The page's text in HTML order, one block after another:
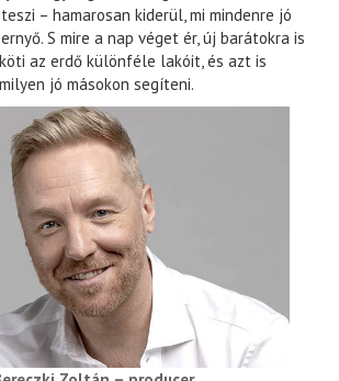
– hamarosan kiderül, mi mindenre jó
S mire a nap véget ér, új barátokra is
az erdő különféle lakóit, és azt is
jó másokon segíteni.